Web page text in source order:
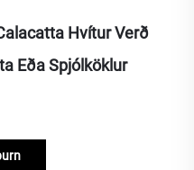
Hvítur Verð
Eða Spjólköklur